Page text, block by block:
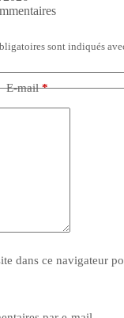
sont indiqués
E-mail*
dans ce navigateur